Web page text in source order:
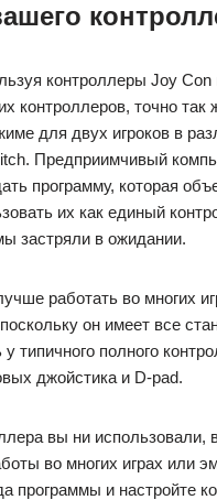
контроллеры Joy Con
контроллеров, точно так
для двух игроков в
Предприимчивый
программу, которая
их как единый
застряли в ожидании.
работать во многих
он имеет все
типичного полного
джойстика и D-pad.
вы ни использовали,
во многих играх или
программы и настройте